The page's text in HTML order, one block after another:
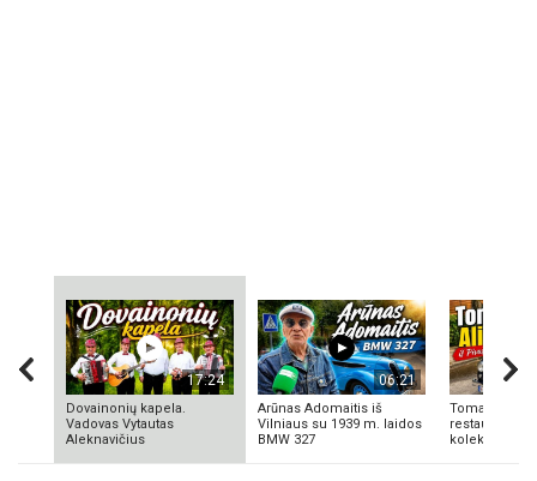
17:24
Dovainonių kapela.
Vadovas Vytautas
Aleknavičius
06:21
Arūnas Adomaitis iš
Vilniaus su 1939 m. laidos
BMW 327
Tomas